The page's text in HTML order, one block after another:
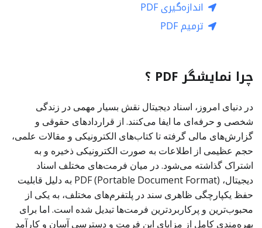
اندازه‌گیری PDF
ترمیم PDF
چرا نمایشگر PDF ؟
در دنیای امروز، اسناد دیجیتال نقش بسیار مهمی در زندگی
شخصی و حرفه‌ای ما ایفا می‌کنند. از قراردادهای حقوقی و
گزارش‌های مالی گرفته تا کتاب‌های الکترونیکی و مقالات علمی،
حجم عظیمی از اطلاعات به صورت الکترونیکی ذخیره و به
اشتراک گذاشته می‌شود. در میان فرمت‌های مختلف اسناد
دیجیتال، PDF (Portable Document Format) به دلیل قابلیت
حفظ یکپارچگی ظاهری سند در پلتفرم‌های مختلف، به یکی از
محبوب‌ترین و پرکاربردترین فرمت‌ها تبدیل شده است. اما برای
بهره‌مندی کامل از مزایای این فرمت و دسترسی آسان و کارآمد